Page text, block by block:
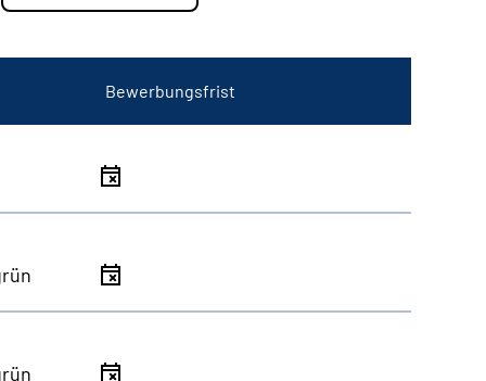
Bewerbungsfrist